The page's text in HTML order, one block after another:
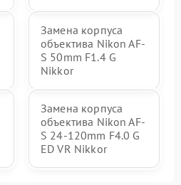
Замена корпуса
объектива Nikon AF-
S 50mm F1.4 G
Nikkor
Замена корпуса
объектива Nikon AF-
S 24-120mm F4.0 G
ED VR Nikkor